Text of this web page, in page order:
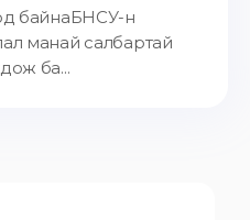
байнаБНСУ-н
манай салбартай
ба...